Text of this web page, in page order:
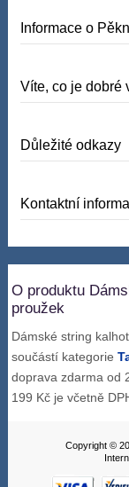
Informace o
Víte, co je dobré
Důležité odkazy
Kontaktní
O produktu
proužek
Dámské string
součástí kategorie
doprava zdarma od
199 Kč je včetně
Copyright ©